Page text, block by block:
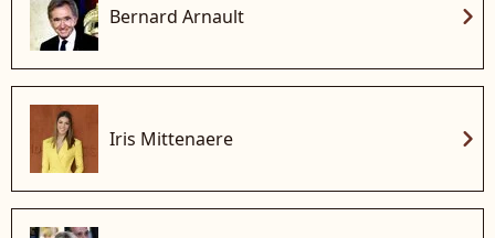
Bernard Arnault chevron_right
Iris Mittenaere chevron_right